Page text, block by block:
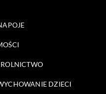
DZIECI